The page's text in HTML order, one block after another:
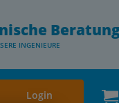
INGENIEURE
Login